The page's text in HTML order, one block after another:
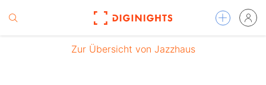
Zur Übersicht von Jazzhaus